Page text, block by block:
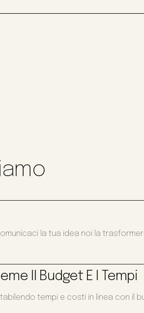
la tua idea noi la
Il Budget E I Tempi
tempi e costi in linea con il